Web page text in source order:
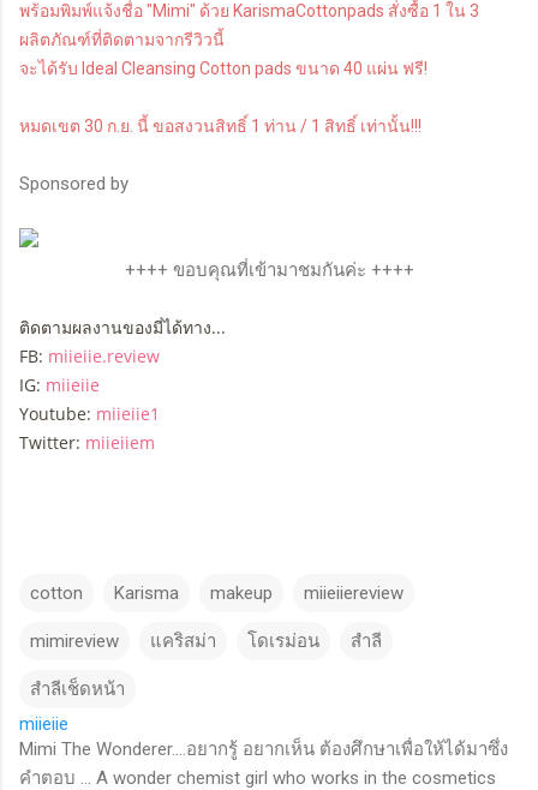
พร้อมพิมพ์แจ้งชื่อ "Mimi" ด้วย KarismaCottonpads สั่งซื้อ 1 ใน 3
ผลิตภัณฑ์ที่ติดตามจากรีวิวนี้
จะได้รับ Ideal Cleansing Cotton pads ขนาด 40 แผ่น ฟรี!
หมดเขต 30 ก.ย. นี้ ขอสงวนสิทธิ์ 1 ท่าน / 1 สิทธิ์ เท่านั้น!!!
Sponsored by
++++ ขอบคุณที่เข้ามาชมกันค่ะ ++++
ติดตามผลงานของมี่ได้ทาง...
FB: miieiie.review
IG: miieiie
Youtube: miieiie1
Twitter: miieiiem
cotton Karisma makeup miieiiereview
mimireview แคริสม่า โดเรม่อน สำลี
สำลีเช็ดหน้า
miieiie
Mimi The Wonderer....อยากรู้ อยากเห็น ต้องศึกษาเพื่อให้ได้มาซึ่ง
คำตอบ ... A wonder chemist girl who works in the cosmetics